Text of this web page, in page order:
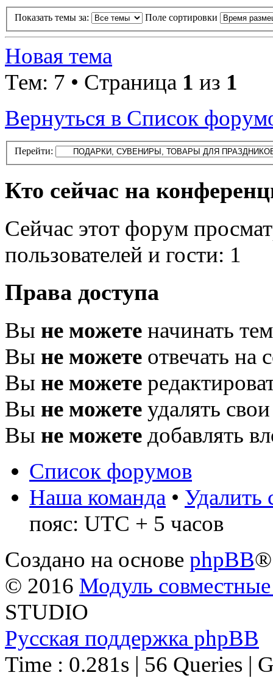
Показать темы за: Поле сортировки
Новая тема
Тем: 7 • Страница 1 из 1
Вернуться в Список
Перейти:
Кто сейчас на
Сейчас этот форум
пользователей и гости: 1
Права доступа
Вы не можете начинать
Вы не можете отвечать на
Вы не можете
Вы не можете удалять
Вы не можете добавлять
Список форумов
Наша команда • Удалить
пояс: UTC + 5 часов
Создано на основе phpBB®
© 2016 Модуль
STUDIO
Русская поддержка phpBB
Time : 0.281s | 56 Queries |